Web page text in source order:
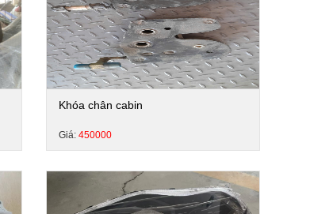
Khóa chân cabin
Giá: 450000